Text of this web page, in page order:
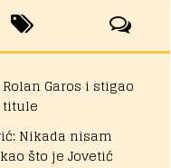
Garos i stigao
titule
Nikada nisam
što je Jovetić